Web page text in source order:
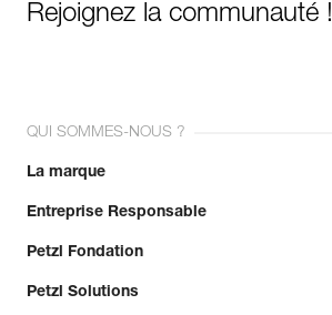
Rejoignez la communauté !
QUI SOMMES-NOUS ?
La marque
Entreprise Responsable
Petzl Fondation
Petzl Solutions